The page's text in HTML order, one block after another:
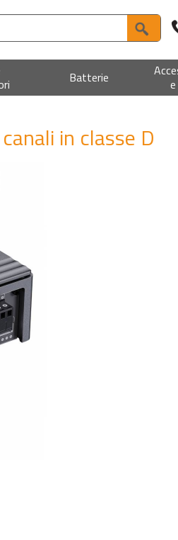
Batterie
in classe D